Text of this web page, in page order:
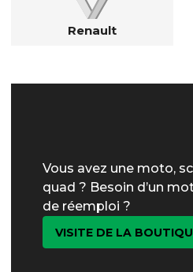
Renault
Vous avez une moto,
quad ? Besoin d’un
de réemploi ?
VISITE DE LA